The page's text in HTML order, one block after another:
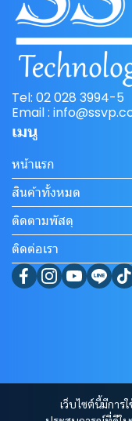
เว็บไซต์นี้มีการ
Tel: 02 028 3994-5
Email :
เมนู
หน้าแรก
สินค้าทั้งหมด
ติดตามพัสดุ
ติดต่อเรา